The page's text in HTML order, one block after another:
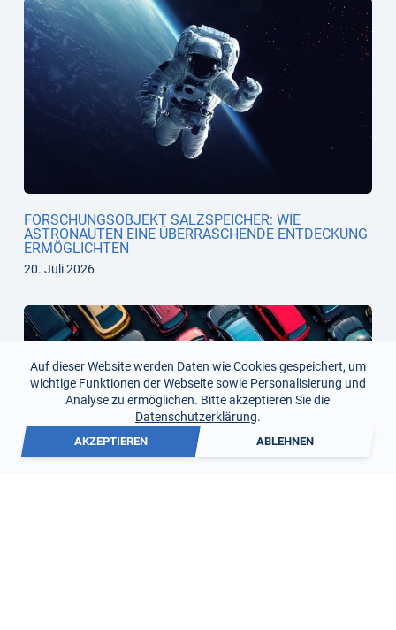
FORSCHUNGSOBJEKT SALZSPEICHER: WIE
ASTRONAUTEN EINE ÜBERRASCHENDE ENTDECKUNG
ERMÖGLICHTEN
20. Juli 2026
Auf dieser Website werden Daten wie Cookies gespeichert, um
wichtige Funktionen der Webseite sowie Personalisierung und
Analyse zu ermöglichen. Bitte akzeptieren Sie die
Datenschutzerklärung.
AKZEPTIEREN ABLEHNEN